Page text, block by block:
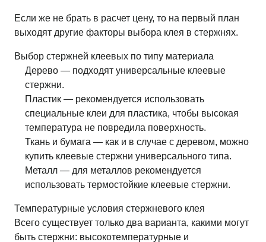
Если же не брать в расчет цену, то на первый план
выходят другие факторы выбора клея в стержнях.
Выбор стержней клеевых по типу материала
Дерево — подходят универсальные клеевые
стержни.
Пластик — рекомендуется использовать
специальные клеи для пластика, чтобы высокая
температура не повредила поверхность.
Ткань и бумага — как и в случае с деревом, можно
купить клеевые стержни универсального типа.
Металл — для металлов рекомендуется
использовать термостойкие клеевые стержни.
Температурные условия стержневого клея
Всего существует только два варианта, какими могут
быть стержни: высокотемпературные и